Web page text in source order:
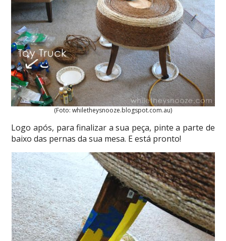
(Foto: whiletheysnooze.blogspot.com.au)
Logo após, para finalizar a sua peça, pinte a parte de
baixo das pernas da sua mesa. E está pronto!